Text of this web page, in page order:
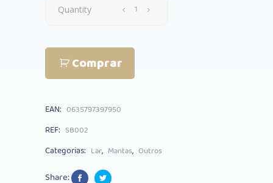
Manta
Organic
Bee
Quantity
Comprar
EAN: 0635797397950
REF: SB002
Categorias: Lar, Mantas, Outros
Share: